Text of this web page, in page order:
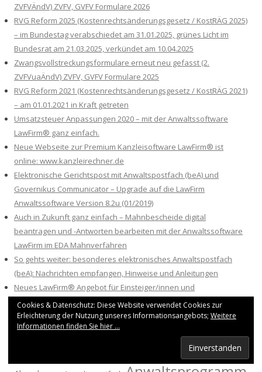
ZVFVÄndV) ZVFV, GVFV Formulare 2026
RVG Reform 2025 (Kostenrechtsänderungsgesetz / KostRÄG 2025)
– im Bundestag verabschiedet am 31.01.2025, grünes Licht im
Bundesrat am 21.03.2025, verkündet am 10.04.2025
Zwangsvollstreckungsformulare erneut neu gefasst (2.
ZVFVuaÄndV) ZVFV, GVFV Formulare 2025
RVG Reform 2021 (Kostenrechtsänderungsgesetz / KostRÄG 2021)
– am 01.01.2021 in Kraft getreten
Umsatzsteuer Anpassungen 2020 – mit der Anwaltssoftware
LawFirm® ganz einfach.
Neue Webseite zur Premium Kanzleisoftware LawFirm® ist
online: www.kanzleirechner.de
Elektronische Gerichtspost mit Anwaltspostfach (beA) und
Governikus Communicator – Upgrade auf die LawFirm
Anwaltssoftware Version 8.2u (01/2019)
Auch in Zukunft ganz einfach – Mahnbescheide digital
beantragen und -Antworten bearbeiten mit der Anwaltssoftware
LawFirm im EDA Mahnverfahren
So gehts weiter: besonderes elektronisches Anwaltspostfach
(beA): Nachrichten empfangen, Hinweise und Anleitungen
Neues LawFirm® Angebot für Einsteiger/innen und
Nebenberufler (schon ab 39 €)
Cookies & Datenschutz: Diese Website verwendet Cookies zur
Erleichterung der Nutzung unseres Informationsangebots; Weitere
Informationen finden Sie hier ...